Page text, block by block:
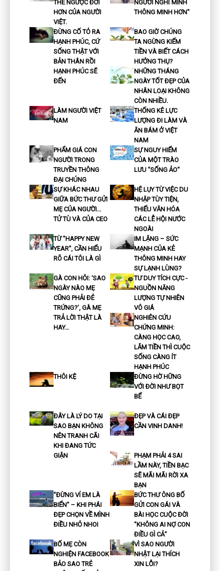
THỂ NGƯỢC ĐỜI
HƠN CỦA NGƯỜI
VIỆT.
NGƯỜI NGHĨ MÌNH
THÔNG MINH HƠN"
ĐỪNG CỐ TỎ RA
HẠNH PHÚC, CỨ
SỐNG THẬT VỚI
BẢN THÂN RỒI
HẠNH PHÚC SẼ
ĐẾN
BAO GIỜ CHÚNG
TA NGỪNG KIẾM
TIỀN VÀ BIẾT CÁCH
HƯỞNG THỤ?
NHỮNG THÁNG
NGÀY TỐT ĐẸP CỦA
NHÂN LOẠI KHÔNG
CÒN NHIỀU.
LÀM NGƯỜI VIỆT
NAM
THỐNG KÊ LỰC
LƯỢNG ĐI LÀM VÀ
ĂN BÁM Ở VIỆT
NAM
PHẨM GIÁ CON
NGƯỜI TRONG
TRUYỀN THÔNG
ĐẠI CHÚNG
SỰ NGUY HIỂM
CỦA MỘT TRÀO
LƯU "SỐNG ẢO"
SỰ KHÁC NHAU
GIỮA BỨC THƯ GỬI
MẸ CỦA NGƯỜI...
TỬ TÙ VÀ CỦA CEO
HỆ LỤY TỪ VIỆC DU
NHẬP TÙY TIỆN,
THIẾU VĂN HÓA
CÁC LỄ HỘI NƯỚC
NGOÀI
TỪ "HAPPY NEW
YEAR", CẦN HIỂU
RÕ CÁI TÔI LÀ GÌ
IM LẶNG – SỨC
MẠNH CỦA KẺ
THÔNG MINH HAY
SỰ LẠNH LÙNG?
GÀ CON HỎI: ‘SAO
NGÀY NÀO MẸ
CŨNG PHẢI ĐẺ
TRỨNG?’, GÀ MẸ
TRẢ LỜI THẬT LÀ
HAY…
TƯ DUY TÍCH CỰC -
NGUỒN NĂNG
LƯỢNG TỰ NHIÊN
VÔ GIÁ
NGHIÊN CỨU
CHỨNG MINH:
CÀNG HỌC CAO,
LẮM TIỀN THÌ CUỘC
SỐNG CÀNG ÍT
HẠNH PHÚC
THÔI KỆ
ĐỪNG HỜ HỮNG
VỚI ĐỜI NHƯ BỌT
BỂ
ĐÂY LÀ LÝ DO TẠI
SAO BẠN KHÔNG
NÊN TRANH CÃI
KHI ĐANG TỨC
GIẬN
ĐẸP VÀ CÁI ĐẸP
CẦN VINH DANH!
PHẠM PHẢI 4 SAI
LẦM NÀY, TIỀN BẠC
SẼ MÃI MÃI RỜI XA
BẠN
"ĐỪNG VÍ EM LÀ
BIỂN" – KHI PHÁI
ĐẸP CHỌN VỀ MÌNH
ĐIỀU NHỎ NHOI
BỨC THƯ ÔNG BỐ
GỬI CON GÁI VÀ
BÀI HỌC CUỘC ĐỜI
"KHÔNG AI NỢ CON
ĐIỀU GÌ CẢ"
BỐ MẸ CÒN
NGHIỆN FACEBOOK
BẢO SAO TRẺ
VÌ SAO NGƯỜI
NHẬT LẠI THÍCH
XIN LỖI?